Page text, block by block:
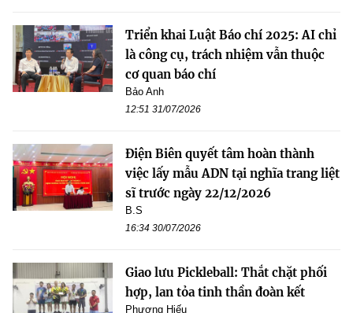
Triển khai Luật Báo chí 2025: AI chỉ
là công cụ, trách nhiệm vẫn thuộc
cơ quan báo chí
Bảo Anh
12:51 31/07/2026
Điện Biên quyết tâm hoàn thành
việc lấy mẫu ADN tại nghĩa trang liệt
sĩ trước ngày 22/12/2026
B.S
16:34 30/07/2026
Giao lưu Pickleball: Thắt chặt phối
hợp, lan tỏa tinh thần đoàn kết
Phương Hiếu